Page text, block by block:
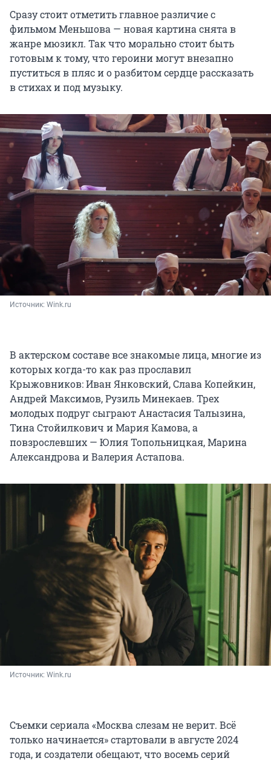
Сразу стоит отметить главное различие с
фильмом Меньшова — новая картина снята в
жанре мюзикл. Так что морально стоит быть
готовым к тому, что героини могут внезапно
пуститься в пляс и о разбитом сердце рассказать
в стихах и под музыку.
Источник: Wink.ru
В актерском составе все знакомые лица, многие из
которых когда-то как раз прославил
Крыжовников: Иван Янковский, Слава Копейкин,
Андрей Максимов, Рузиль Минекаев. Трех
молодых подруг сыграют Анастасия Талызина,
Тина Стойилкович и Мария Камова, а
повзрослевших — Юлия Топольницкая, Марина
Александрова и Валерия Астапова.
Источник: Wink.ru
Съемки сериала «Москва слезам не верит. Всё
только начинается» стартовали в августе 2024
года, и создатели обещают, что восемь серий